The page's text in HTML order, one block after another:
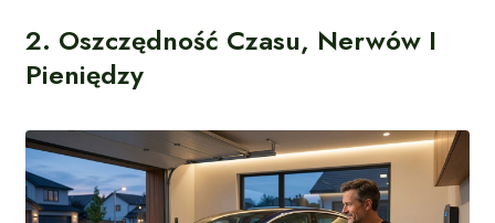
2. Oszczędność Czasu, Nerwów I
Pieniędzy